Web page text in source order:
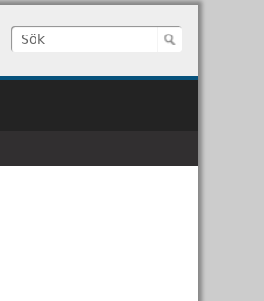
Sökformulär
Sök